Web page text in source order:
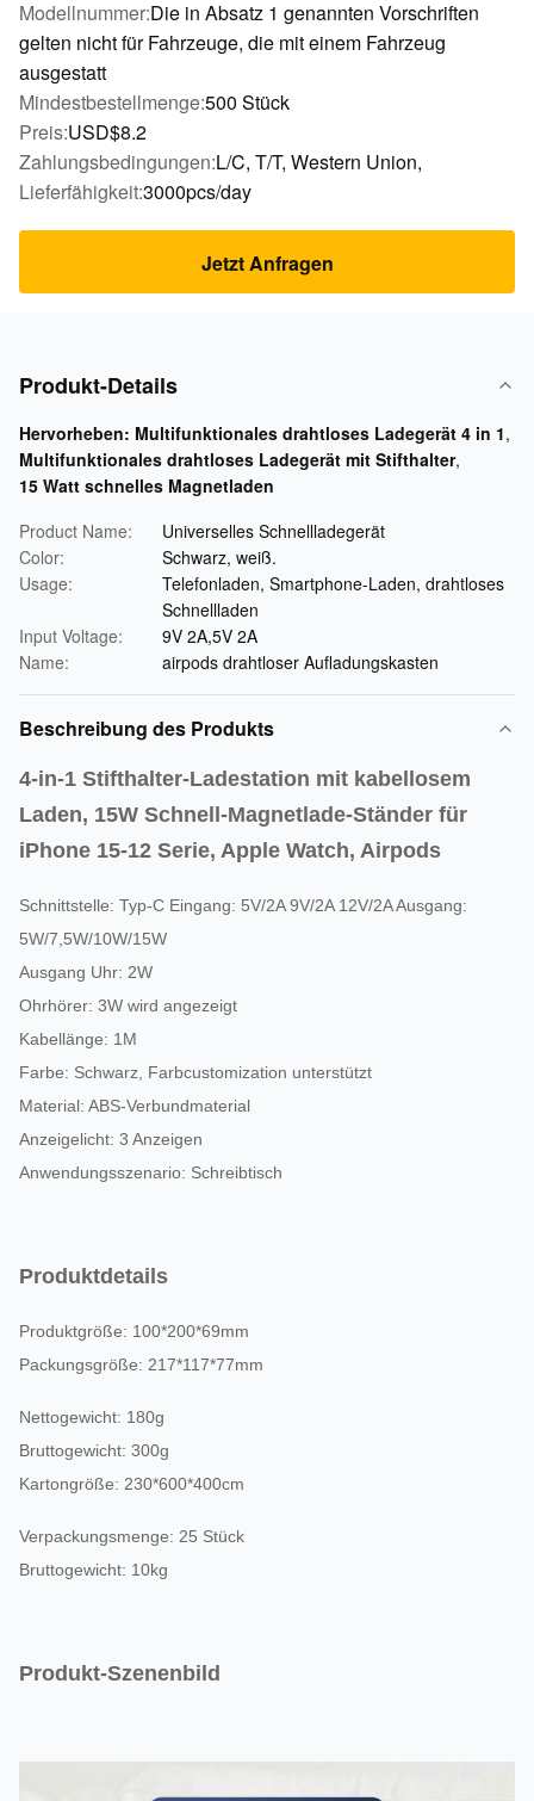
Modellnummer:Die in Absatz 1 genannten Vorschriften
gelten nicht für Fahrzeuge, die mit einem Fahrzeug
ausgestatt
Mindestbestellmenge:500 Stück
Preis:USD$8.2
Zahlungsbedingungen:L/C, T/T, Western Union,
Lieferfähigkeit:3000pcs/day
Jetzt Anfragen
Produkt-Details
Hervorheben: Multifunktionales drahtloses Ladegerät 4 in 1,
Multifunktionales drahtloses Ladegerät mit Stifthalter,
15 Watt schnelles Magnetladen
Product Name:
Universelles Schnellladegerät
Color:
Schwarz, weiß.
Usage:
Telefonladen, Smartphone-Laden, drahtloses
Schnellladen
Input Voltage:
9V 2A,5V 2A
Name:
airpods drahtloser Aufladungskasten
Beschreibung des Produkts
4-in-1 Stifthalter-Ladestation mit kabellosem
Laden, 15W Schnell-Magnetlade-Ständer für
iPhone 15-12 Serie, Apple Watch, Airpods
Schnittstelle: Typ-C Eingang: 5V/2A 9V/2A 12V/2A Ausgang:
5W/7,5W/10W/15W
Ausgang Uhr: 2W
Ohrhörer: 3W wird angezeigt
Kabellänge: 1M
Farbe: Schwarz, Farbcustomization unterstützt
Material: ABS-Verbundmaterial
Anzeigelicht: 3 Anzeigen
Anwendungsszenario: Schreibtisch
Produktdetails
Produktgröße: 100*200*69mm
Packungsgröße: 217*117*77mm
Nettogewicht: 180g
Bruttogewicht: 300g
Kartongröße: 230*600*400cm
Verpackungsmenge: 25 Stück
Bruttogewicht: 10kg
Produkt-Szenenbild